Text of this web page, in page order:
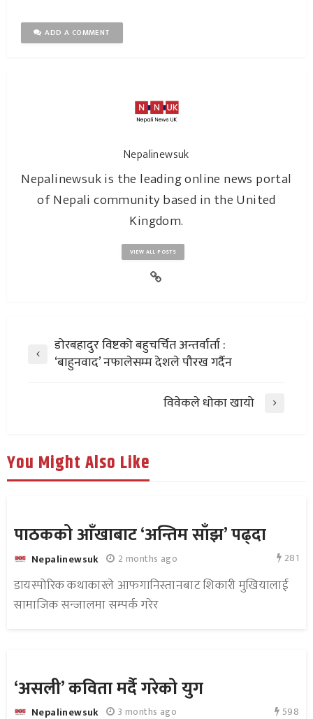
ADD A COMMENT
Nepalinewsuk
Nepalinewsuk is the leading online news portal
of Nepali community based in the United
Kingdom.
VIEW ALL POSTS
डोरबहादुर विष्टको बहुचर्चित अन्तर्वार्ता :
‘बाहुनवाद’ नफालेसम्म देशले पौरख गर्दैन
विवेकले धोका खायो
You Might Also Like
पाठकको आँखाबाट ‘अन्तिम साँझ’ पढ्दा
Nepalinewsuk 2 months ago 281
डायस्पोरिक कथाकारले आफगानिस्तानबाट शिकारी मुखियालाई
सामाजिक सन्जालमा सम्पर्क गरेर
‘असली’ कविता मर्दै गरेको युग
Nepalinewsuk 3 months ago 598